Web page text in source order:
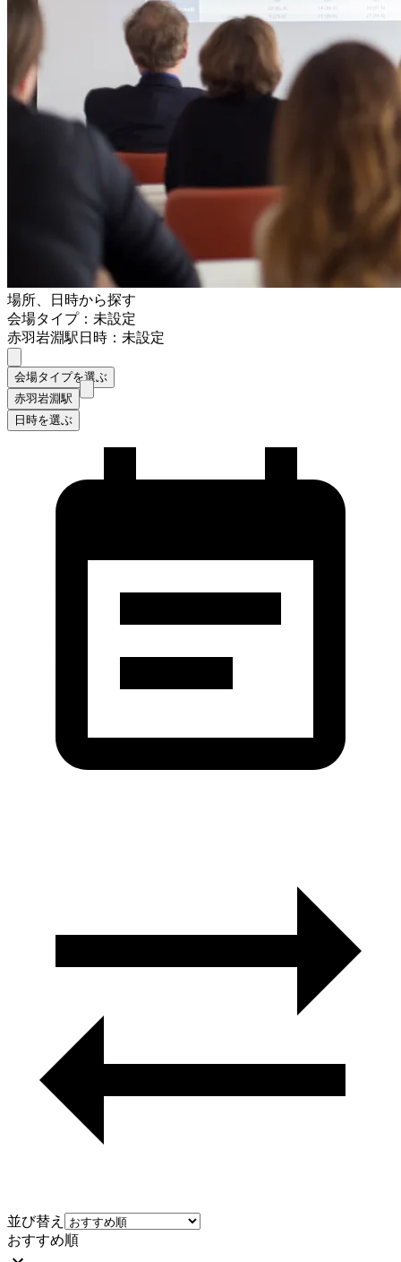
場所、日時から探す
会場タイプ：未設定
赤羽岩淵駅日時：未設定
会場タイプを選ぶ
赤羽岩淵駅
日時を選ぶ
並び替え
おすすめ順